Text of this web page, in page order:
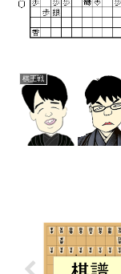
棋王戦